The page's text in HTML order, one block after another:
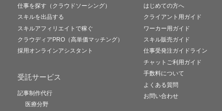
仕事を探す（クラウドソーシング）
スキルを出品する
スキルアフィリエイトで稼ぐ
クラウディアPRO（高単価マッチング）
採用オンラインアシスタント
受託サービス
記事制作代行
医療分野
はじめての方へ
クライアント用ガイド
ワーカー用ガイド
スキル販売ガイド
仕事受発注ガイドライン
チャットご利用ガイド
手数料について
よくある質問
お問い合わせ